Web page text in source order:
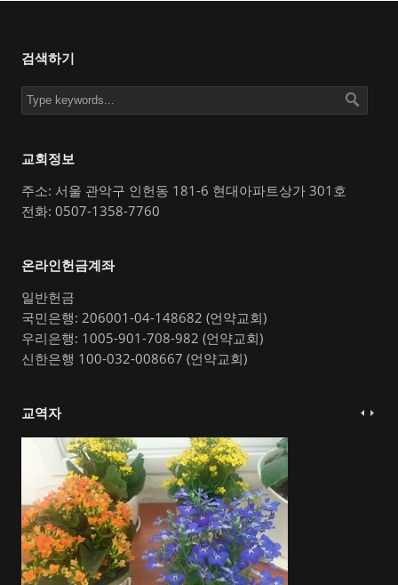
검색하기
교회정보
주소: 서울 관악구 인헌동 181-6 현대아파트상가 301호
전화: 0507-1358-7760
온라인헌금계좌
일반헌금
국민은행: 206001-04-148682 (언약교회)
우리은행: 1005-901-708-982 (언약교회)
신한은행 100-032-008667 (언약교회)
교역자